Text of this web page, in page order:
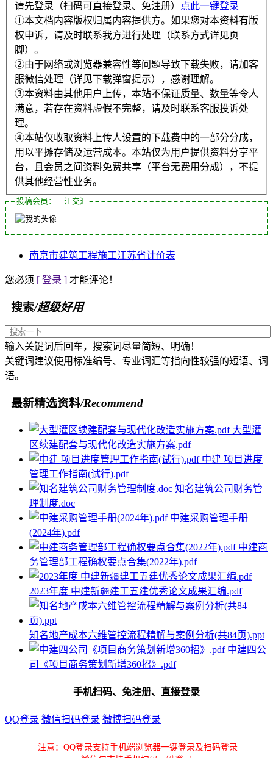
请先登录（扫码可直接登录、免注册）
点此一键登录
①本文档内容版权归属内容提供方。如果您对本资料有版
权申诉，请及时联系我方进行处理（联系方式详见页
脚）。
②由于网络或浏览器兼容性等问题导致下载失败，请加客
服微信处理（详见下载弹窗提示），感谢理解。
③本资料由其他用户上传，本站不保证质量、数量等令人
满意，若存在资料虚假不完整，请及时联系客服投诉处
理。
④本站仅收取资料上传人设置的下载费中的一部分分成，
用以平摊存储及运营成本。本站仅为用户提供资料分享平
台，且会员之间资料免费共享（平台无费用分成），不提
供其他经营性业务。
投稿会员：三江交汇
南京市建筑工程施工江苏省计价表
您必须 [ 登录 ] 才能评论！
搜索/超级好用
输入关键词后回车，搜索词尽量简短、明确！
关键词建议使用标准编号、专业词汇等指向性较强的短语、词
语。
最新精选资料/Recommend
大型灌
区续建配套与现代化改造实施方案.pdf
中建 项目进度
管理工作指南(试行).pdf
知名建筑公司财务管
理制度.doc
中建采购管理手册
(2024年).pdf
中建商
务管理部工程确权要点合集(2022年).pdf
2023年度 中建新疆建工五建优秀论文成果汇编.pdf
知名地产成本六维管控流程精解与案例分析(共84页).ppt
中建四公
司《项目商务策划新增360招》.pdf
手机扫码、免注册、直接登录
QQ登录 微信扫码登录 微博扫码登录
注意：QQ登录支持手机端浏览器一键登录及扫码登录